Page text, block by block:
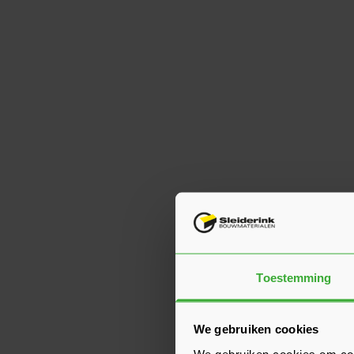
Toestemming
We gebruiken cookies